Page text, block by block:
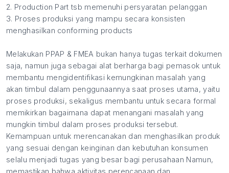
2. Production Part tsb memenuhi persyaratan pelanggan
3. Proses produksi yang mampu secara konsisten
menghasilkan conforming products
Melakukan PPAP & FMEA bukan hanya tugas terkait dokumen
saja, namun juga sebagai alat berharga bagi pemasok untuk
membantu mengidentifikasi kemungkinan masalah yang
akan timbul dalam penggunaannya saat proses utama, yaitu
proses produksi, sekaligus membantu untuk secara formal
memikirkan bagaimana dapat menangani masalah yang
mungkin timbul dalam proses produksi tersebut.
Kemampuan untuk merencanakan dan menghasilkan produk
yang sesuai dengan keinginan dan kebutuhan konsumen
selalu menjadi tugas yang besar bagi perusahaan Namun,
memastikan bahwa aktivitas perencanaan dan